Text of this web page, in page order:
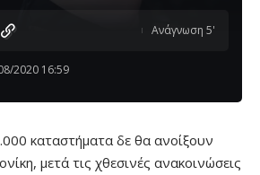
2020 16:59
Ανάγνωση 5'
καταστήματα δε θα ανοίξουν
μετά τις χθεσινές ανακοινώσεις